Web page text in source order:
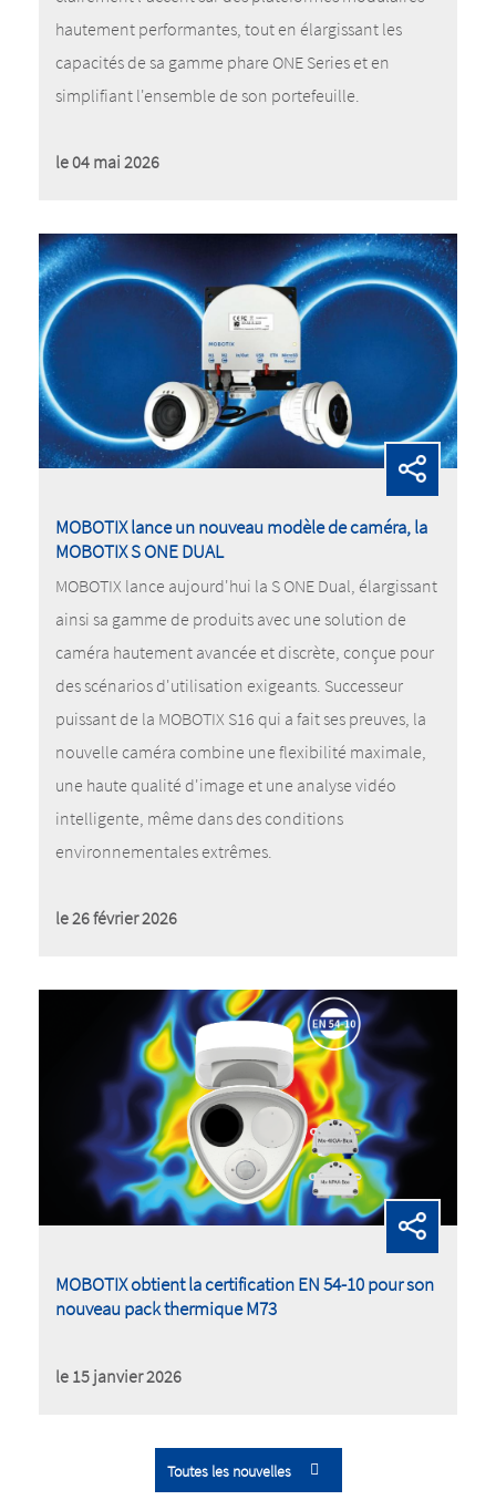
hautement performantes, tout en élargissant les
capacités de sa gamme phare ONE Series et en
simplifiant l'ensemble de son portefeuille.
le 04 mai 2026
MOBOTIX lance un nouveau modèle de caméra, la
MOBOTIX S ONE DUAL
MOBOTIX lance aujourd'hui la S ONE Dual, élargissant
ainsi sa gamme de produits avec une solution de
caméra hautement avancée et discrète, conçue pour
des scénarios d'utilisation exigeants. Successeur
puissant de la MOBOTIX S16 qui a fait ses preuves, la
nouvelle caméra combine une flexibilité maximale,
une haute qualité d'image et une analyse vidéo
intelligente, même dans des conditions
environnementales extrêmes.
le 26 février 2026
MOBOTIX obtient la certification EN 54-10 pour son
nouveau pack thermique M73
le 15 janvier 2026
Toutes les nouvelles